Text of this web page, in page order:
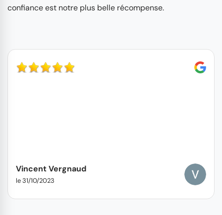
confiance est notre plus belle récompense.
Vincent Vergnaud
le 31/10/2023